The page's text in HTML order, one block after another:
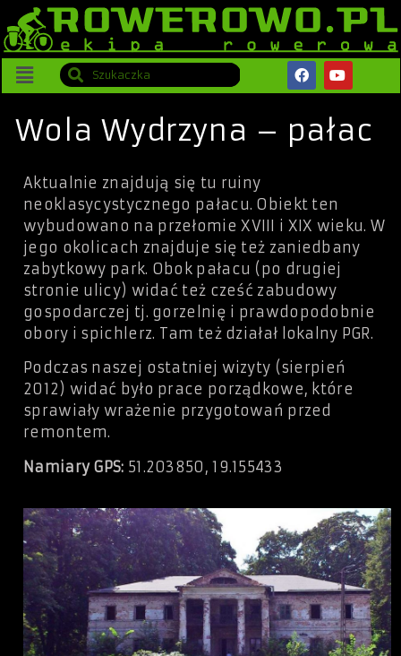
Wola Wydrzyna – pałac
Aktualnie znajdują się tu ruiny
neoklasycystycznego pałacu. Obiekt ten
wybudowano na przełomie XVIII i XIX wieku. W
jego okolicach znajduje się też zaniedbany
zabytkowy park. Obok pałacu (po drugiej
stronie ulicy) widać też cześć zabudowy
gospodarczej tj. gorzelnię i prawdopodobnie
obory i spichlerz. Tam też działał lokalny PGR.
Podczas naszej ostatniej wizyty (sierpień
2012) widać było prace porządkowe, które
sprawiały wrażenie przygotowań przed
remontem.
Namiary GPS: 51.203850, 19.155433